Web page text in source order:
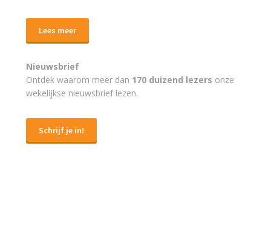
Lees meer
Nieuwsbrief
Ontdek waarom meer dan 170 duizend lezers onze
wekelijkse nieuwsbrief lezen.
Schrijf je in!